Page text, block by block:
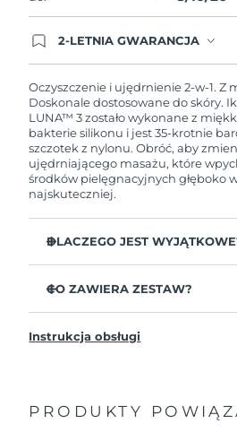
2-LETNIA GWARANCJA
przypadku wystąpienia
od zakupu, FOREO
Oczyszczenie i ujędrnienie 2-w-1. Z
Doskonale dostosowane do skóry.
LUNA™ 3 zostało wykonane z
bakterie silikonu i jest 35-krotnie
szczotek z nylonu. Obróć, aby
ujędrniającego masażu, które
środków pielęgnacyjnych głęboko
najskuteczniej.
DLACZEGO JEST
zanieczyszczeń, sebum i
Usuń zalegające głęboko w
jaśniejszej, zdrowszej cery.
Ultramiękkie wypustki z silikonu
CO ZAWIERA ZESTAW?
Kabel ładujący USB
Ogólna instrukcja
Instrukcja obsługi
PRODUKTY